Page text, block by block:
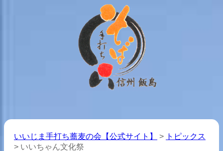
いいじま手打ち蕎麦の会【公式サイト】 > トピックス
> いいちゃん文化祭